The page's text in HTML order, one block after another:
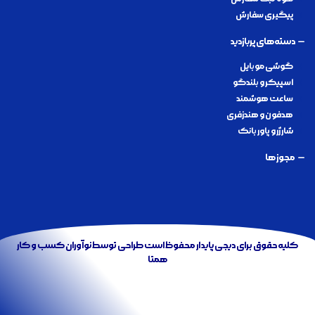
پیگیری سفارش
دسته‌های پربازدید
گوشی موبایل
اسپیکر و بلندگو
ساعت هوشمند
هدفون و هندزفری
شارژر و پاور بانک
مجوز ها
کلیه حقوق برای دیجی پایدار محفوظ است طراحی توسطنوآوران کسب و کار
همتا